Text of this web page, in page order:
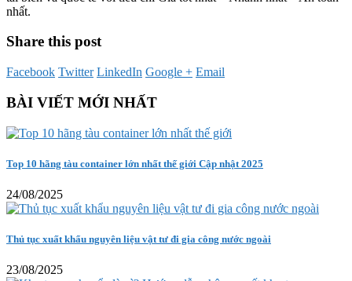
nhất.
Share this post
Facebook Twitter LinkedIn Google + Email
BÀI VIẾT MỚI NHẤT
Top 10 hãng tàu container lớn nhất thế giới Cập nhật 2025
24/08/2025
Thủ tục xuất khẩu nguyên liệu vật tư đi gia công nước ngoài
23/08/2025